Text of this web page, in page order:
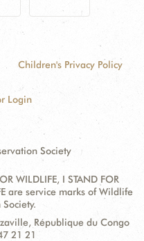
Children's Privacy Policy
Login
Society
WILDLIFE, I STAND FOR
are service marks of Wildlife
République du Congo
21 21